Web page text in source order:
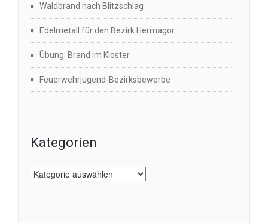
Waldbrand nach Blitzschlag
Edelmetall für den Bezirk Hermagor
Übung: Brand im Kloster
Feuerwehrjugend-Bezirksbewerbe
Kategorien
Kategorien